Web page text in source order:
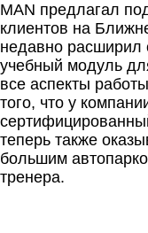
MAN предлагал
клиентов на
недавно расширил
учебный модуль
все аспекты
того, что у
теперь также
большим
тренера.